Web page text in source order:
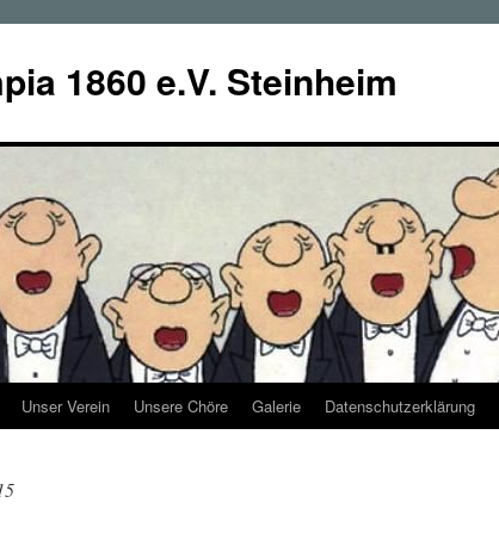
1860 e.V. Steinheim
Unser Verein Unsere Chöre Galerie Datenschutzerklärung